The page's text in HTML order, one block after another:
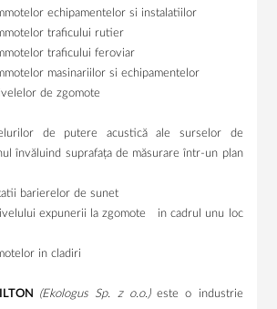
echipamentelor si instalatiilor
traficului rutier
traficului feroviar
masinariilor si echipamentelor
de zgomote
de putere acustică ale surselor de
învăluind suprafața de măsurare într-un plan
barierelor de sunet
expunerii la zgomote in cadrul unu loc
in cladiri
(Ekologus Sp. z o.o.)este o industrie